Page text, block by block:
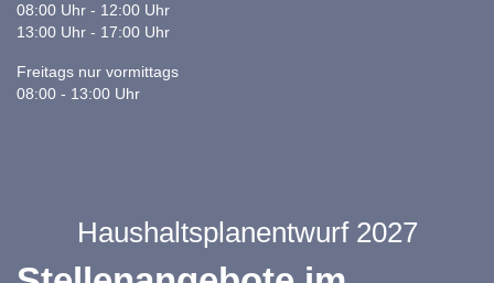
08:00 Uhr - 12:00 Uhr
13:00 Uhr - 17:00 Uhr
Freitags nur vormittags
08:00 - 13:00 Uhr
Haushaltsplanentwurf 2027